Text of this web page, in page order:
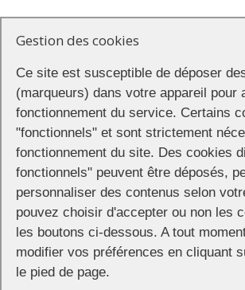
Partager
Gestion des cookies
Ce site est susceptible de déposer
(marqueurs) dans votre appareil pour
fonctionnement du service. Certains
"fonctionnels" et sont strictement
fonctionnement du site. Des cookies
fonctionnels" peuvent être déposés,
personnaliser des contenus selon
pouvez choisir d'accepter ou non les
les boutons ci-dessous. A tout
modifier vos préférences en cliquant
le pied de page.